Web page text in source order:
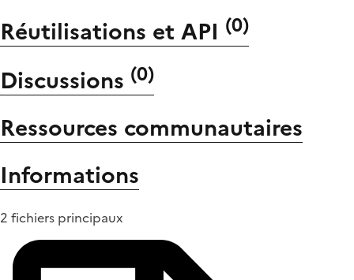
Réutilisations et API (0)
Discussions (0)
Ressources communautaires
Informations
2 fichiers principaux